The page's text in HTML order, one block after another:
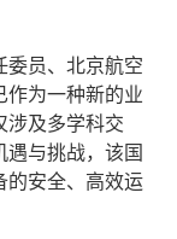
委员、北京航空
作为一种新的业
涉及多学科交
与挑战，该国
的安全、高效运